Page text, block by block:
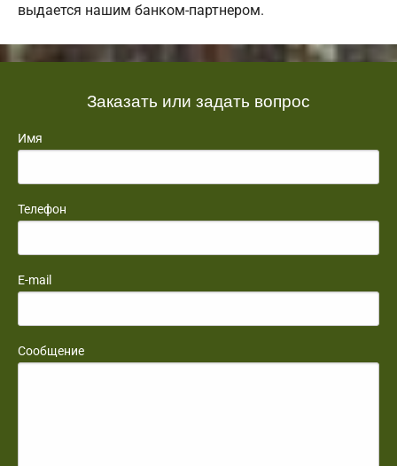
выдается нашим банком-партнером.
Заказать или задать вопрос
Имя
Телефон
E-mail
Сообщение